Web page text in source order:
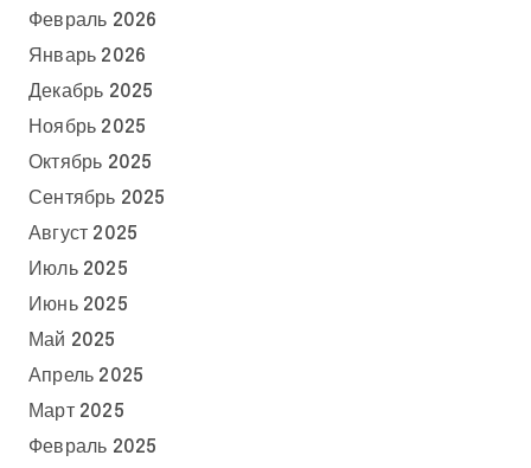
Февраль 2026
Январь 2026
Декабрь 2025
Ноябрь 2025
Октябрь 2025
Сентябрь 2025
Август 2025
Июль 2025
Июнь 2025
Май 2025
Апрель 2025
Март 2025
Февраль 2025